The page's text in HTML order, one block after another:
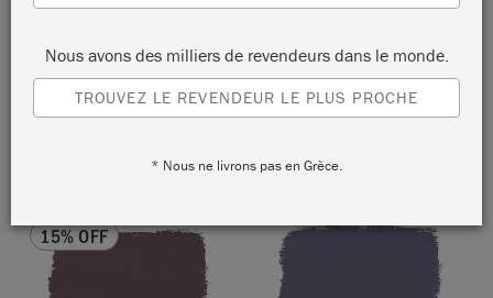
PALOMA TYRIAN PLUM
15% OFF
Nous avons des milliers de revendeurs dans le monde.
TROUVEZ LE REVENDEUR LE PLUS PROCHE
* Nous ne livrons pas en Grèce.